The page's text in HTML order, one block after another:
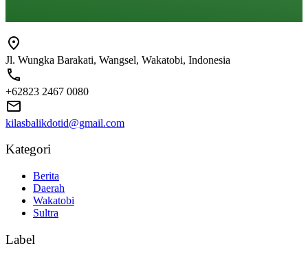
Jl. Wungka Barakati, Wangsel, Wakatobi, Indonesia
+62823 2467 0080
kilasbalikdotid@gmail.com
Kategori
Berita
Daerah
Wakatobi
Sultra
Label